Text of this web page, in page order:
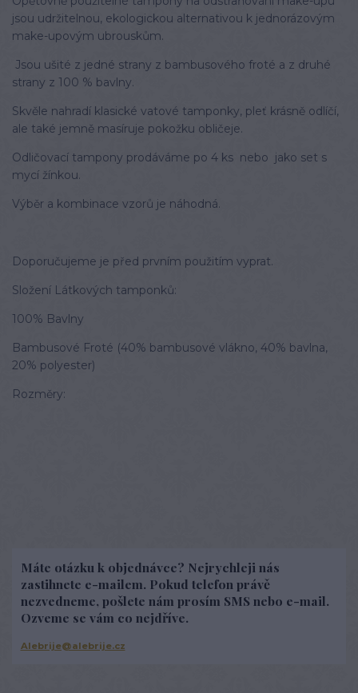
jsou udržitelnou, ekologickou alternativou k jednorázovým
make-upovým ubrouskům.
Jsou ušité z jedné strany z bambusového froté a z druhé
strany z 100 % bavlny.
Skvěle nahradí klasické vatové tamponky, pleť krásně odlíčí,
ale také jemně masíruje pokožku obličeje.
Odličovací tampony prodáváme po 4 ks nebo jako set s
mycí žínkou.
Výběr a kombinace vzorů je náhodná.
Doporučujeme je před prvním použitím vyprat.
Složení Látkových tamponků:
100% Bavlny
Bambusové Froté (40% bambusové vlákno, 40% bavlna,
20% polyester)
Rozměry:
Máte otázku k objednávce? Nejrychleji nás
zastihnete e-mailem. Pokud telefon právě
nezvedneme, pošlete nám prosím SMS nebo e-mail.
Ozveme se vám co nejdříve.
Alebrije@alebrije.cz